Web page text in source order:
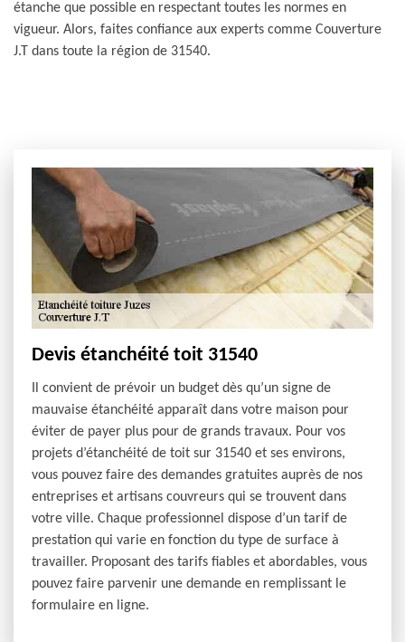
étanche que possible en respectant toutes les normes en
vigueur. Alors, faites confiance aux experts comme Couverture
J.T dans toute la région de 31540.
Devis étanchéité toit 31540
Il convient de prévoir un budget dès qu’un signe de
mauvaise étanchéité apparaît dans votre maison pour
éviter de payer plus pour de grands travaux. Pour vos
projets d’étanchéité de toit sur 31540 et ses environs,
vous pouvez faire des demandes gratuites auprès de nos
entreprises et artisans couvreurs qui se trouvent dans
votre ville. Chaque professionnel dispose d’un tarif de
prestation qui varie en fonction du type de surface à
travailler. Proposant des tarifs fiables et abordables, vous
pouvez faire parvenir une demande en remplissant le
formulaire en ligne.